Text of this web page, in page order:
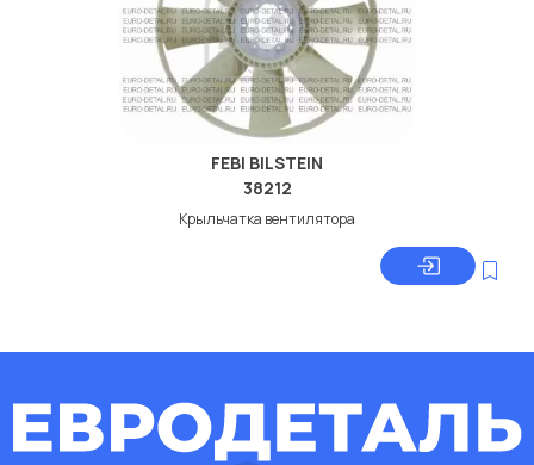
FEBI BILSTEIN
38212
Крыльчатка вентилятора